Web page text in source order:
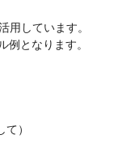
用しています。
例となります。
）